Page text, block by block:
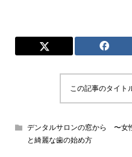
この記事のタイト
デンタルサロンの窓から 〜女
と綺麗な歯の始め方